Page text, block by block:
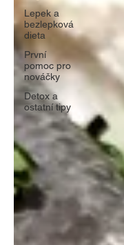
Lepek a
bezlepková
dieta
První
pomoc pro
nováčky
Detox a
ostatní tipy